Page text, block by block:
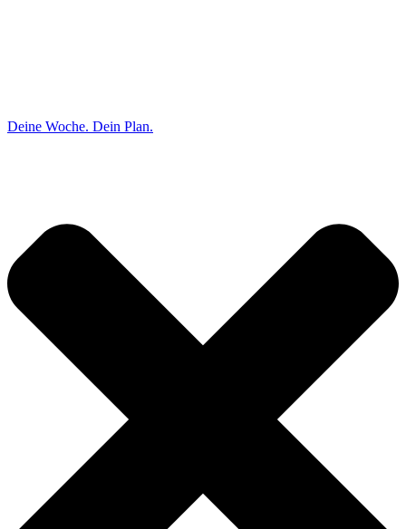
Deine Woche. Dein Plan.